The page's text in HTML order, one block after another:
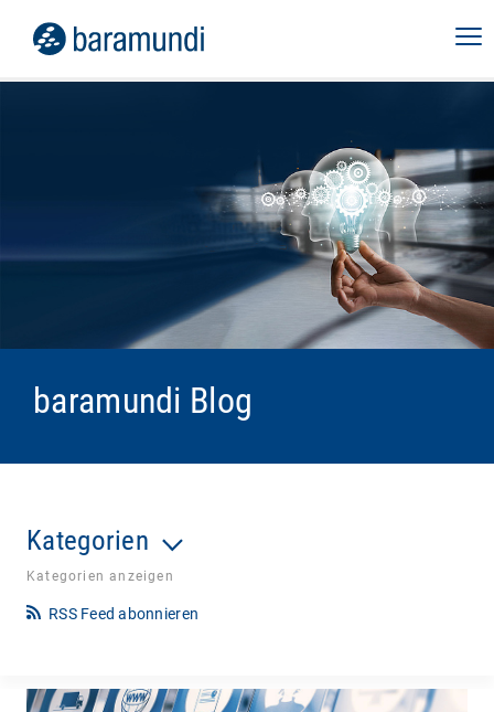
baramundi Blog
Kategorien
Kategorien anzeigen
RSS Feed abonnieren